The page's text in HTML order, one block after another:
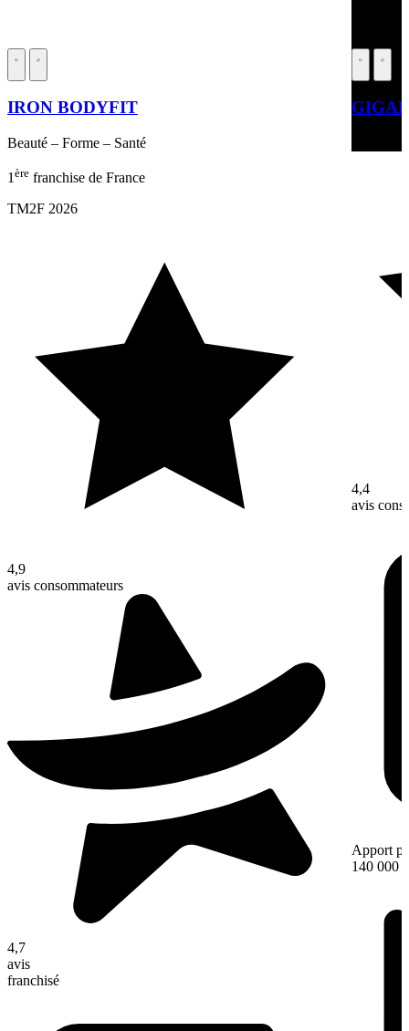
IRON BODYFIT
Beauté – Forme – Santé
1ère franchise de France
TM2F 2026
4,9
avis consommateurs
4,7
avis
franchisé
4,4
avis
Apport
140 000 €